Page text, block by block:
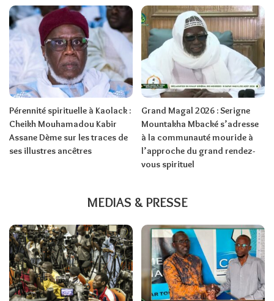
Pérennité spirituelle à Kaolack :
Cheikh Mouhamadou Kabir
Assane Dème sur les traces de
ses illustres ancêtres
Grand Magal 2026 : Serigne
Mountakha Mbacké s’adresse
à la communauté mouride à
l’approche du grand rendez-
vous spirituel
MEDIAS & PRESSE